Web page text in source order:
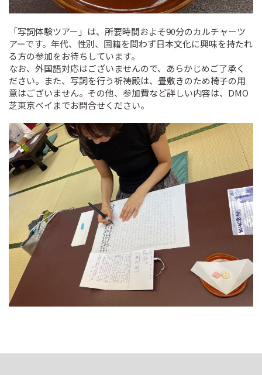
「写詞体験ツアー」は、所要時間およそ90分のカルチャーツ
アーです。年代、性別、国籍を問わず日本文化に興味を持たれ
る方の参加をお待ちしています。
なお、外国語対応はございませんので、あらかじめご了承く
ださい。また、写詞を行う祈祷殿は、畳敷きのため椅子の用
意はございません。その他、参加費など詳しい内容は、DMO
芝東京ベイまでお問合せください。